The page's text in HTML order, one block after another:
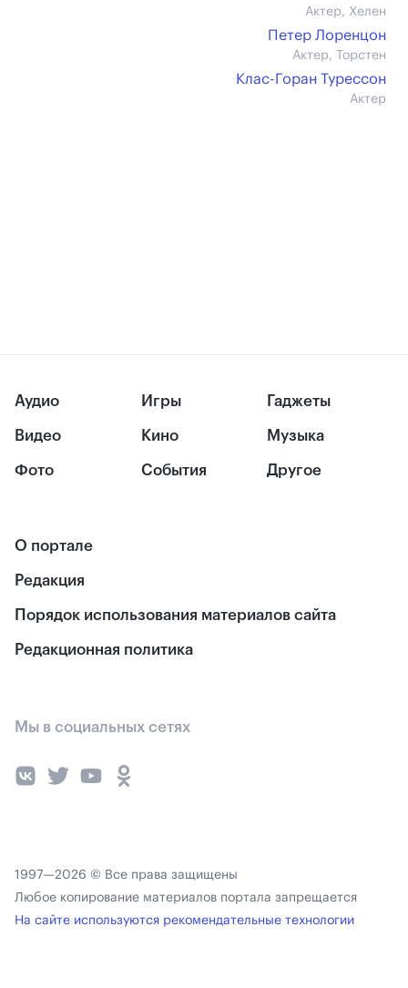
Актер, Хелен
Петер Лоренцон
Актер, Торстен
Клас-Горан Турессон
Актер
Аудио
Видео
Фото
Игры
Кино
События
Гаджеты
Музыка
Другое
О портале
Редакция
Порядок использования материалов сайта
Редакционная политика
Мы в социальных сетях
1997—2026 © Все права защищены
Любое копирование материалов портала запрещается
На сайте используются рекомендательные технологии